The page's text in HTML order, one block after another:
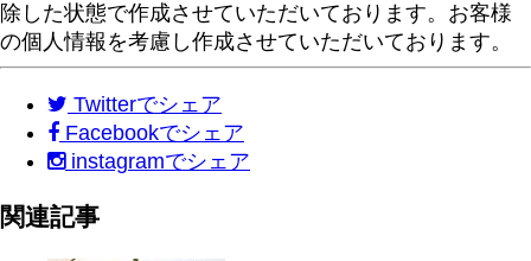
除した状態で作成させていただいております。お客様
の個人情報を考慮し作成させていただいております。
Twitterでシェア
Facebookでシェア
instagramでシェア
関連記事